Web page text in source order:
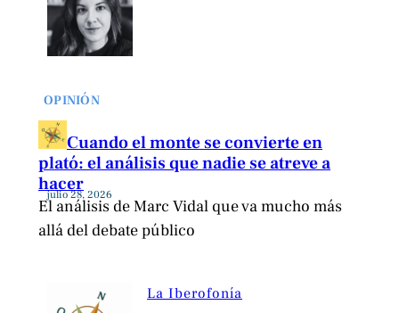
OPINIÓN
Cuando el monte se convierte en
plató: el análisis que nadie se atreve a
hacer
julio 28, 2026
El análisis de Marc Vidal que va mucho más
allá del debate público
La Iberofonía